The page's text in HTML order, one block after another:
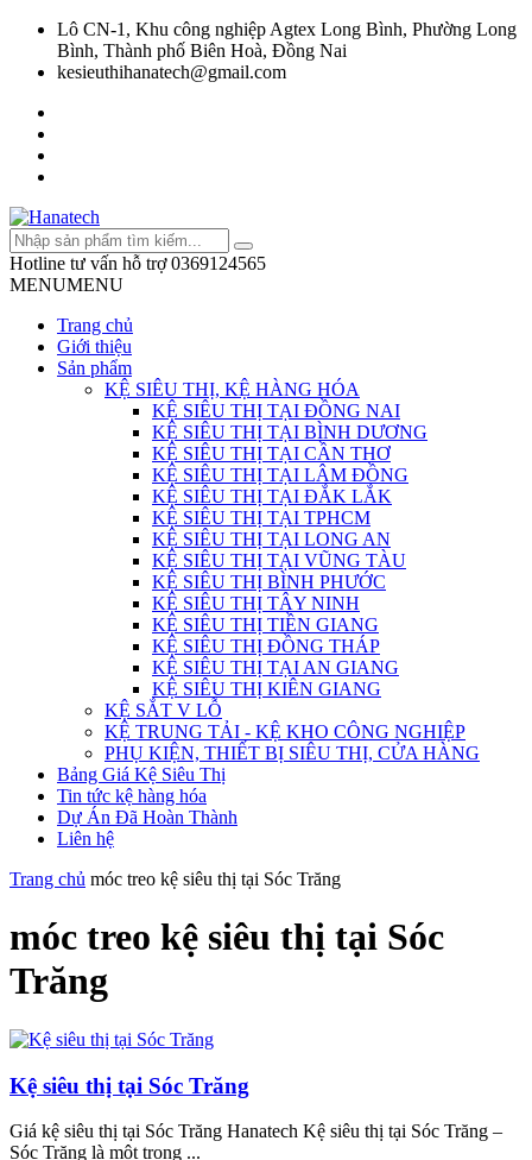
Lô CN-1, Khu công nghiệp Agtex Long Bình, Phường Long
Bình, Thành phố Biên Hoà, Đồng Nai
kesieuthihanatech@gmail.com
Hotline tư vấn hỗ trợ 0369124565
MENUMENU
Trang chủ
Giới thiệu
Sản phẩm
KỆ SIÊU THỊ, KỆ HÀNG HÓA
KỆ SIÊU THỊ TẠI ĐỒNG NAI
KỆ SIÊU THỊ TẠI BÌNH DƯƠNG
KỆ SIÊU THỊ TẠI CẦN THƠ
KỆ SIÊU THỊ TẠI LÂM ĐỒNG
KỆ SIÊU THỊ TẠI ĐẮK LẮK
KỆ SIÊU THỊ TẠI TPHCM
KỆ SIÊU THỊ TẠI LONG AN
KỆ SIÊU THỊ TẠI VŨNG TÀU
KỆ SIÊU THỊ BÌNH PHƯỚC
KỆ SIÊU THỊ TÂY NINH
KỆ SIÊU THỊ TIỀN GIANG
KỆ SIÊU THỊ ĐỒNG THÁP
KỆ SIÊU THỊ TẠI AN GIANG
KỆ SIÊU THỊ KIÊN GIANG
KỆ SẮT V LỖ
KỆ TRUNG TẢI - KỆ KHO CÔNG NGHIỆP
PHỤ KIỆN, THIẾT BỊ SIÊU THỊ, CỬA HÀNG
Bảng Giá Kệ Siêu Thị
Tin tức kệ hàng hóa
Dự Án Đã Hoàn Thành
Liên hệ
Trang chủ móc treo kệ siêu thị tại Sóc Trăng
móc treo kệ siêu thị tại Sóc
Trăng
Kệ siêu thị tại Sóc Trăng
Giá kệ siêu thị tại Sóc Trăng Hanatech Kệ siêu thị tại Sóc Trăng –
Sóc Trăng là một trong ...